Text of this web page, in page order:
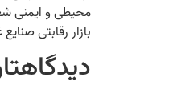
محیطی و ایمنی
بازار رقابتی